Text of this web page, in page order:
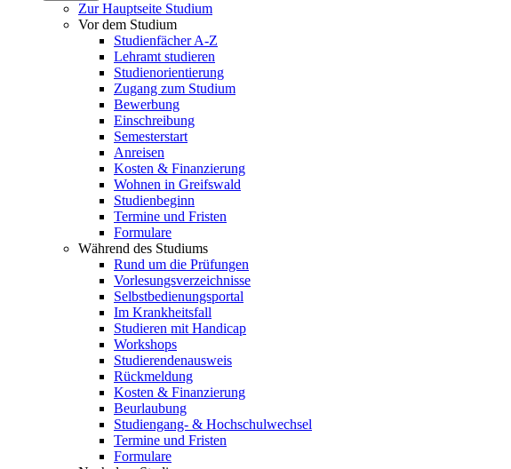
Zur Hauptseite Studium
Vor dem Studium
Studienfächer A-Z
Lehramt studieren
Studienorientierung
Zugang zum Studium
Bewerbung
Einschreibung
Semesterstart
Anreisen
Kosten & Finanzierung
Wohnen in Greifswald
Studienbeginn
Termine und Fristen
Formulare
Während des Studiums
Rund um die Prüfungen
Vorlesungsverzeichnisse
Selbstbedienungsportal
Im Krankheitsfall
Studieren mit Handicap
Workshops
Studierendenausweis
Rückmeldung
Kosten & Finanzierung
Beurlaubung
Studiengang- & Hochschulwechsel
Termine und Fristen
Formulare